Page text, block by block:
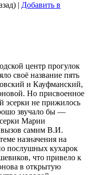
| Добавить в
центр прогулок
своё название пять
и Кауфманский,
Но присвоенное
эсерки не прижилось
звучало бы —
Марии
самим В.И.
назначения на
послушных кухарок
что привело к
в открытую